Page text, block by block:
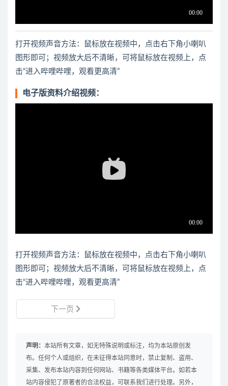
打开视频声音方法：鼠标放在视频中，点击右下角小喇叭
图形即可；视频放大后不清晰，可将鼠标放在视频上，点
击“进入哔哩哔哩，观看更高清”
电子版资料介绍视频：
打开视频声音方法：鼠标放在视频中，点击右下角小喇叭
图形即可；视频放大后不清晰，可将鼠标放在视频上，点
击“进入哔哩哔哩，观看更高清”
下一页
声明： 本站所有文章，如无特殊说明或标注，均为本站原创发
布。任何个人或组织，在未征得本站同意时，禁止复制、盗用、
采集、发布本站内容到任何网站、书籍等各类媒体平台。如若本
站内容侵犯了原著者的合法权益，可联系我们进行处理。另外，